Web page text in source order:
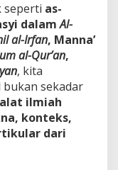
seperti as-
dalamAl-
al-Irfan, Manna’
al-Qur’an,
, kita
bukan sekadar
alat ilmiah
konteks,
dari